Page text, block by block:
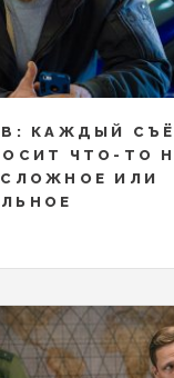
КАЖДЫЙ
ЧТО-ТО
ИЛИ